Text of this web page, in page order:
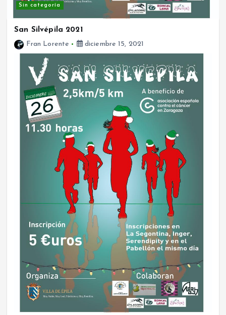
Sin categoría
San Silvépila 2021
Fran Lorente
diciembre 15, 2021